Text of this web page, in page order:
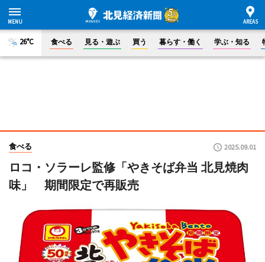
26°C 食べる 見る・遊ぶ 買う 暮らす・働く 学ぶ・知る
食べる 2025.09.01
ロコ・ソラーレ監修「やきそば弁当 北見焼肉
味」 期間限定で再販売